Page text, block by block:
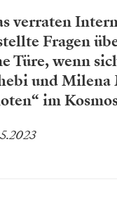
verraten
Fragen
Türe, wenn
und
im